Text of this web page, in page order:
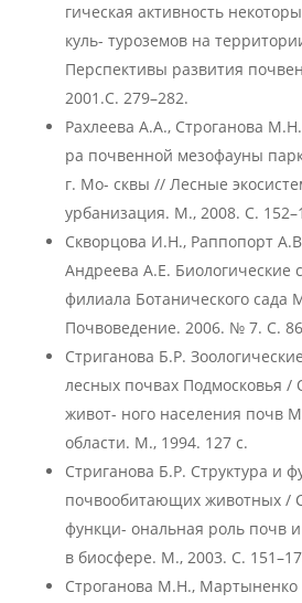
гическая активность
куль- туроземов на
Перспективы развития
2001.С. 279–282.
Рахлеева А.А., Строганова
ра почвенной мезофауны
г. Мо- сквы // Лесные
урбанизация. М., 2008. С.
Скворцова И.Н., Раппопорт
Андреева А.Е. Биологические
филиала Ботанического сада
Почвоведение. 2006. № 7. С.
Стриганова Б.Р.
лесных почвах Подмосковья /
живот- ного населения почв
области. М., 1994. 127 с.
Стриганова Б.Р. Структура и
почвообитающих животных /
функци- ональная роль почв
в биосфере. М., 2003. С.
Строганова М.Н.,